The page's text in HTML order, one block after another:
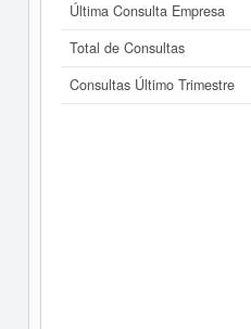
Última Consulta Empresa
Total de Consultas
Consultas Último Trimestre